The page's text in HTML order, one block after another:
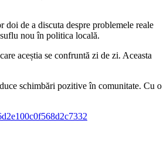
doi de a discuta despre problemele reale
nou în politica locală.
aceștia se confruntă zi de zi. Aceasta
schimbări pozitive în comunitate. Cu o